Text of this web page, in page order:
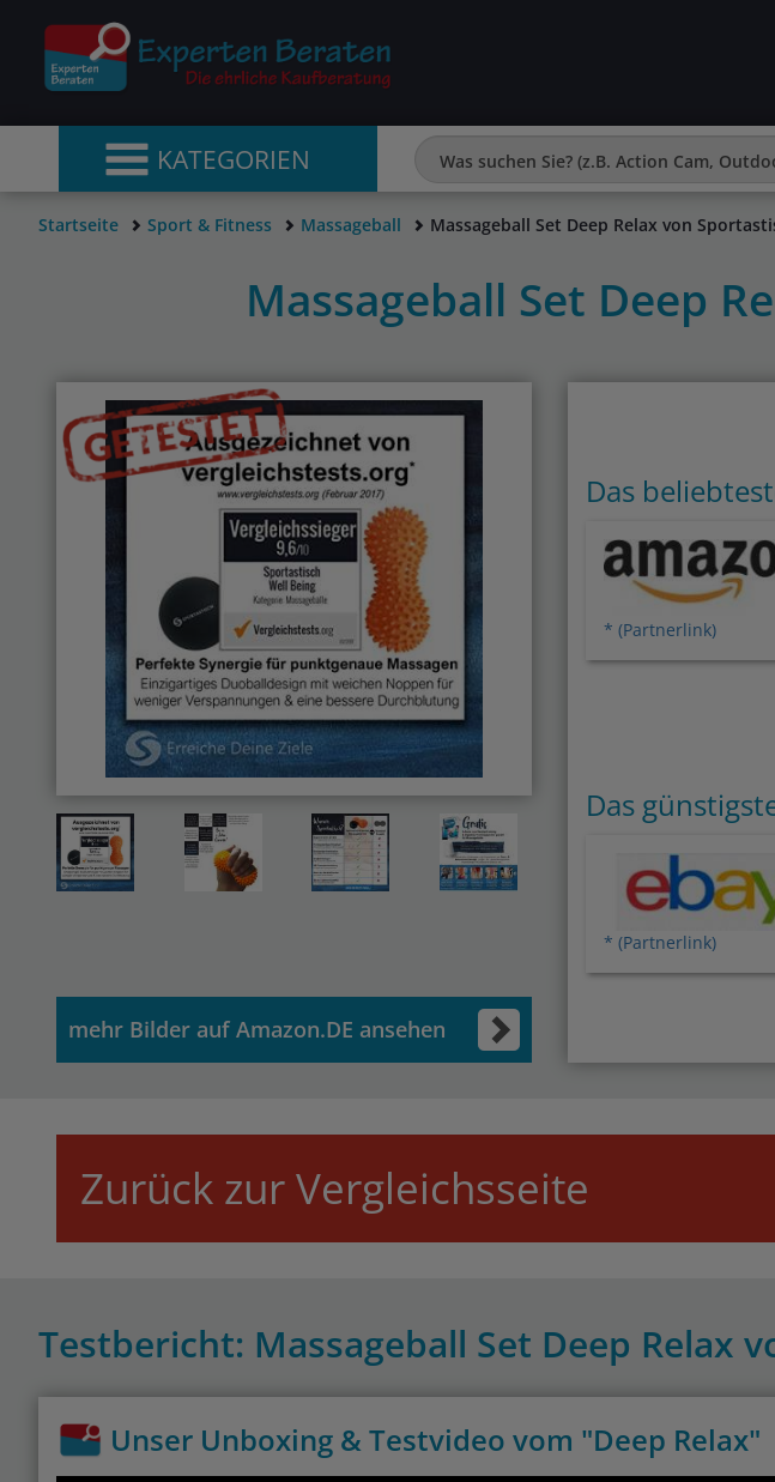
KATEGORIEN
Startseite Sport & Fitness Massageball Massageball Set Deep Relax von
Massageball Set Deep
mehr Bilder auf Amazon.DE ansehen
Das
* (Partnerlink)
Das
* (Partnerlink)
Zurück zur Vergleichsseite
Testbericht: Massageball Set Deep Relax
Unser Unboxing & Testvideo vom "Deep Relax"